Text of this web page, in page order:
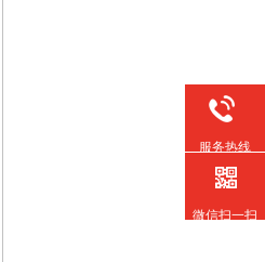
服务热线
微信扫一扫